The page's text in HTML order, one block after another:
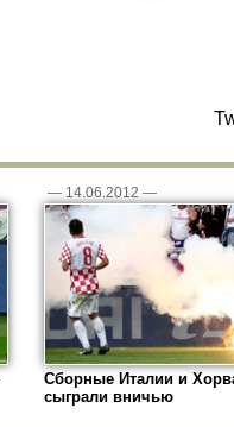
— 14.06.2012 —
Сборные Италии и
сыграли вничью